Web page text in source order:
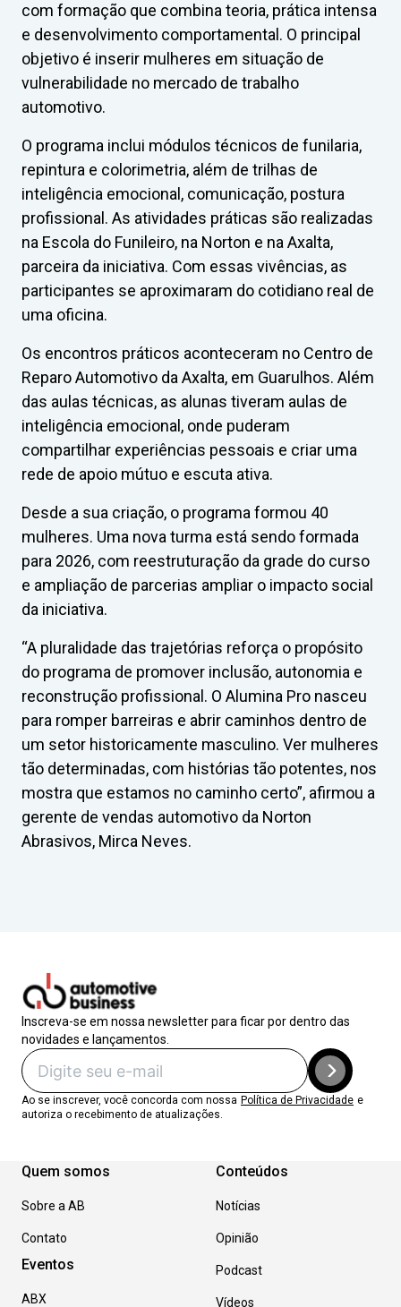
com formação que combina teoria, prática intensa
e desenvolvimento comportamental. O principal
objetivo é inserir mulheres em situação de
vulnerabilidade no mercado de trabalho
automotivo.
O programa inclui módulos técnicos de funilaria,
repintura e colorimetria, além de trilhas de
inteligência emocional, comunicação, postura
profissional. As atividades práticas são realizadas
na Escola do Funileiro, na Norton e na Axalta,
parceira da iniciativa. Com essas vivências, as
participantes se aproximaram do cotidiano real de
uma oficina.
Os encontros práticos aconteceram no Centro de
Reparo Automotivo da Axalta, em Guarulhos. Além
das aulas técnicas, as alunas tiveram aulas de
inteligência emocional, onde puderam
compartilhar experiências pessoais e criar uma
rede de apoio mútuo e escuta ativa.
Desde a sua criação, o programa formou 40
mulheres. Uma nova turma está sendo formada
para 2026, com reestruturação da grade do curso
e ampliação de parcerias ampliar o impacto social
da iniciativa.
“A pluralidade das trajetórias reforça o propósito
do programa de promover inclusão, autonomia e
reconstrução profissional. O Alumina Pro nasceu
para romper barreiras e abrir caminhos dentro de
um setor historicamente masculino. Ver mulheres
tão determinadas, com histórias tão potentes, nos
mostra que estamos no caminho certo”, afirmou a
gerente de vendas automotivo da Norton
Abrasivos, Mirca Neves.
Inscreva-se em nossa newsletter para ficar por dentro das
novidades e lançamentos.
Ao se inscrever, você concorda com nossa Política de Privacidade e
autoriza o recebimento de atualizações.
Quem somos
Sobre a AB
Contato
Eventos
ABX
Conteúdos
Notícias
Opinião
Podcast
Vídeos